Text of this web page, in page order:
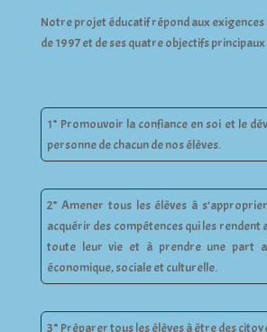
Notre projet éducatif répond aux exigences
de 1997 et de ses quatre objectifs principaux
1° Promouvoir la confiance en soi et le
personne de chacun de nos élèves.
2° Amener tous les élèves à
acquérir des compétences qui les rendent
toute leur vie et à prendre une part
économique, sociale et culturelle.
3° Préparer tous les élèves à être des